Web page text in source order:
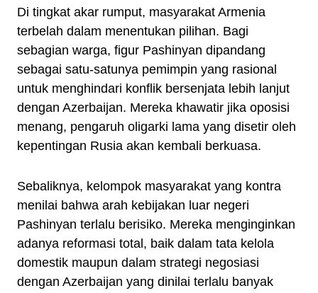
Di tingkat akar rumput, masyarakat Armenia
terbelah dalam menentukan pilihan. Bagi
sebagian warga, figur Pashinyan dipandang
sebagai satu-satunya pemimpin yang rasional
untuk menghindari konflik bersenjata lebih lanjut
dengan Azerbaijan. Mereka khawatir jika oposisi
menang, pengaruh oligarki lama yang disetir oleh
kepentingan Rusia akan kembali berkuasa.
Sebaliknya, kelompok masyarakat yang kontra
menilai bahwa arah kebijakan luar negeri
Pashinyan terlalu berisiko. Mereka menginginkan
adanya reformasi total, baik dalam tata kelola
domestik maupun dalam strategi negosiasi
dengan Azerbaijan yang dinilai terlalu banyak